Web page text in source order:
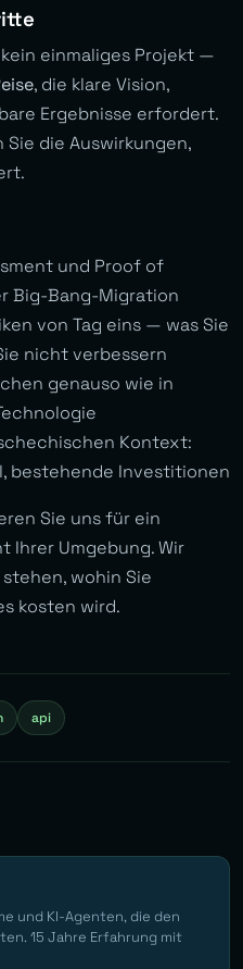
einmaliges Projekt —
, die klare Vision,
Ergebnisse erfordert.
Sie die Auswirkungen,
und Proof of
Big-Bang-Migration
von Tag eins — was Sie
nicht verbessern
genauso wie in
Kontext:
bestehende Investitionen
Sie uns für ein
Ihrer Umgebung. Wir
wohin Sie
kosten wird.
api
und KI-Agenten, die den
15 Jahre Erfahrung mit